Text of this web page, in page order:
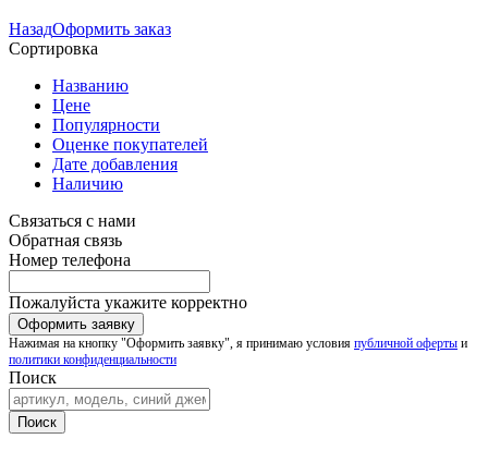
НазадОформить заказ
Сортировка
Названию
Цене
Популярности
Оценке покупателей
Дате добавления
Наличию
Связаться с нами
Обратная связь
Номер телефона
Пожалуйста укажите корректно
Нажимая на кнопку "Оформить заявку", я принимаю условия публичной оферты и
политики конфиденциальности
Поиск